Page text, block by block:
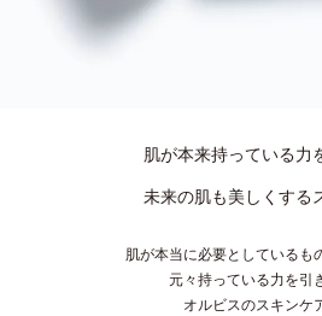
肌が本来持っている力
未来の肌も美しくする
肌が本当に必要としているも
元々持っている力を引
オルビスのスキンケ